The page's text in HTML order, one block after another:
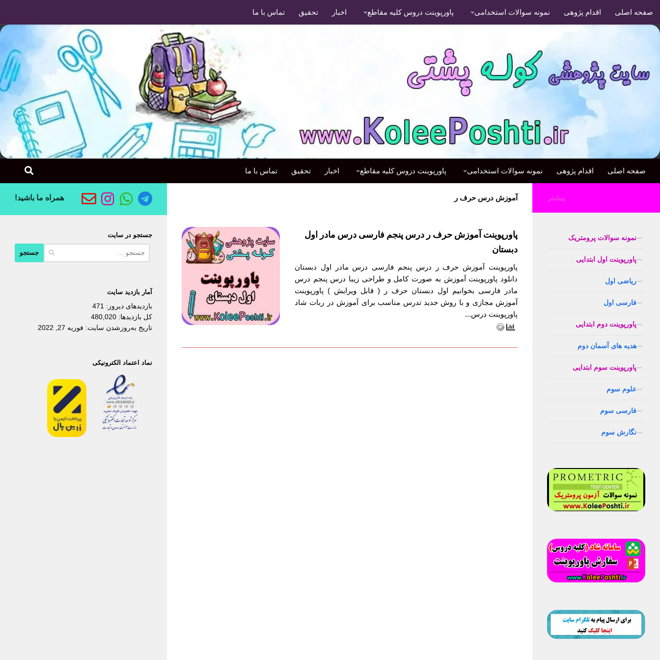
صفحه اصلی اقدام پژوهی نمونه سوالات استخدامی پاورپوینت دروس کلیه مقاطع اخبار تحقیق تماس با ما
صفحه اصلی اقدام پژوهی نمونه سوالات استخدامی پاورپوینت دروس کلیه مقاطع اخبار تحقیق تماس با ما
آموزش درس حرف ر
پاورپوینت آموزش حرف ر درس پنجم فارسی درس مادر اول
دبستان
پاورپوینت آموزش حرف ر درس پنجم فارسی درس مادر اول دبستان
دانلود پاورپوینت آموزش به صورت کامل و طراحی زیبا درس پنجم درس
مادر فارسی بخوانیم اول دبستان حرف ر ( قابل ویرایش ) پاورپوینت
آموزش مجازی و با روش جدید تدرس مناسب برای آموزش در ربات شاد
پاورپوینت درس...
همراه ما باشید!
جستجو در سایت
آمار بازدید سایت
بازدیدهای دیروز: 471
کل بازدیدها: 480,020
تاریخ به‌روزشدن سایت: فوریه 27, 2022
نماد اعتماد الکترونیکی
بیشتر
نمونه سوالات پرومتریک
پاورپوینت اول ابتدایی
ریاضی اول
فارسی اول
پاورپوینت دوم ابتدایی
هدیه های آسمان دوم
پاورپوینت سوم ابتدایی
علوم سوم
فارسی سوم
نگارش سوم